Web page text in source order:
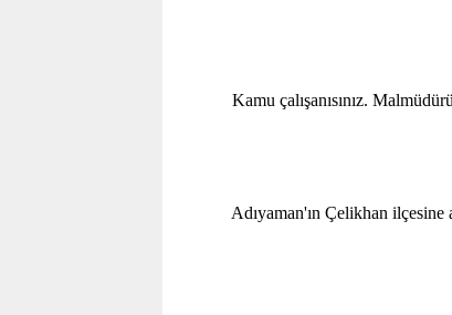
Kamu çalışanısınız.
Adıyaman'ın Çelikhan ilçesine